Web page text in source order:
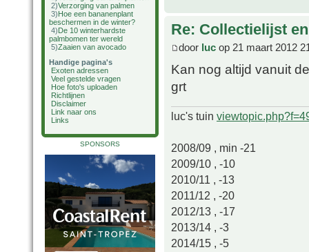
2)Verzorging van palmen
3)Hoe een bananenplant
beschermen in de winter?
4)De 10 winterhardste
palmbomen ter wereld
5)Zaaien van avocado
Handige pagina's
Exoten adressen
Veel gestelde vragen
Hoe foto's uploaden
Richtlijnen
Disclaimer
Link naar ons
Links
SPONSORS
Re: Collectielijst
door luc op 21 maart 2012
Kan nog altijd vanuit
grt
luc's tuin
2008/09 , min -21
2009/10 , -10
2010/11 , -13
2011/12 , -20
2012/13 , -17
2013/14 , -3
2014/15 , -5